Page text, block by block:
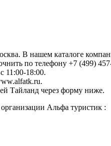
В нашем каталоге
по телефону +7 (499)
11:00-18:00.
Тайланд через форму ниже.
Альфа туристик :